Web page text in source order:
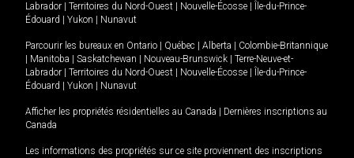
Labrador
Territoires du Nord-Ouest Nouvelle-Écosse
Île-du-Prince-
Édouard
Yukon Nunavut
Parcourir les bureaux en Ontario Québec Alberta
Colombie-Britannique
Manitoba Saskatchewan Nouveau-Brunswick
Terre-Neuve-et-
Labrador
Territoires du Nord-Ouest Nouvelle-Écosse
Île-du-Prince-
Édouard
Yukon Nunavut
Afficher les propriétés résidentielles au Canada
Dernières inscriptions au
Canada
Les informations des propriétés sur ce site proviennent des inscriptions